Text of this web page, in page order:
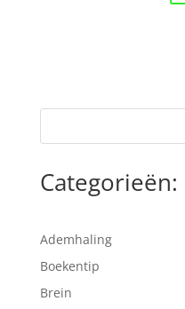
Categorieën:
Ademhaling
Boekentip
Brein